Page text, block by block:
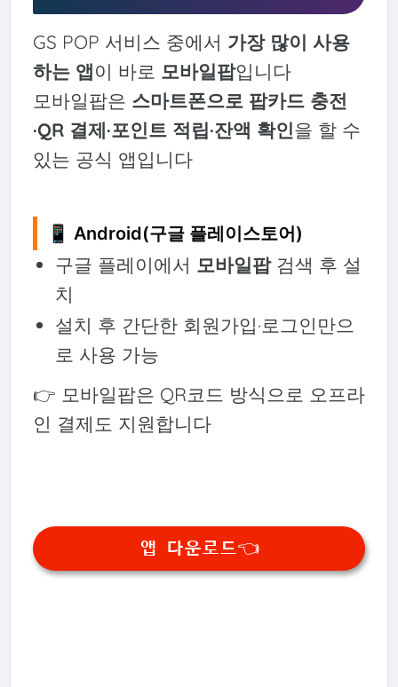
GS POP 서비스 중에서 가장 많이 사용
하는 앱이 바로 모바일팝입니다
모바일팝은 스마트폰으로 팝카드 충전
·QR 결제·포인트 적립·잔액 확인을 할 수
있는 공식 앱입니다
📱 Android(구글 플레이스토어)
구글 플레이에서 모바일팝검색 후 설
치
설치 후 간단한 회원가입·로그인만으
로 사용 가능
👉 모바일팝은 QR코드 방식으로 오프라
인 결제도 지원합니다
앱 다운로드👈